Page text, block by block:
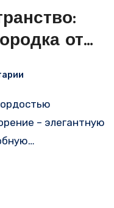
от
– элегантную